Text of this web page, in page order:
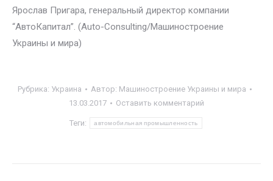
Ярослав Пригара, генеральный директор компании
“АвтоКапитал”. (Auto-Consulting/Машиностроение
Украины и мира)
Рубрика: Украина Автор: Машиностроение Украины и мира
13.03.2017
Оставить комментарий
Теги: автомобильная промышленность